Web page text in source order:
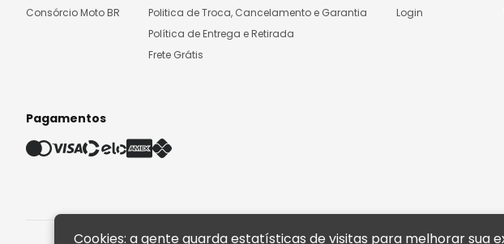
Cookies: a gente guarda estatísticas de visitas para melhorar sua
Consórcio Moto BR
Politica de Troca, Cancelamento e Garantia
Política de Entrega e Retirada
Frete Grátis
Login
Pagamentos